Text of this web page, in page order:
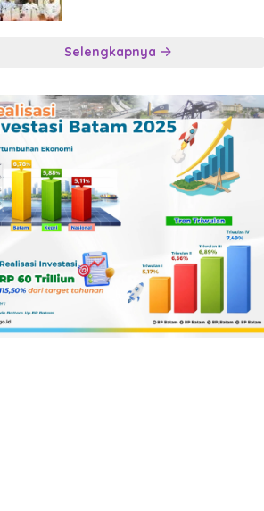
Selengkapnya